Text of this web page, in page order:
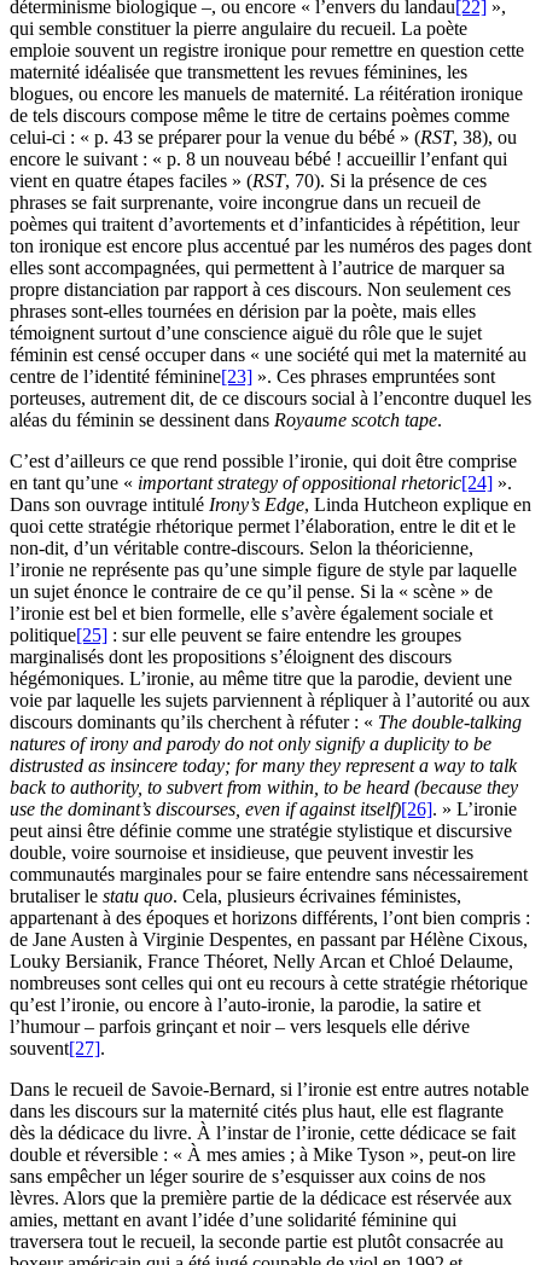
déterminisme biologique –, ou encore « l’envers du landau[22] »,
qui semble constituer la pierre angulaire du recueil. La poète
emploie souvent un registre ironique pour remettre en question cette
maternité idéalisée que transmettent les revues féminines, les
blogues, ou encore les manuels de maternité. La réitération ironique
de tels discours compose même le titre de certains poèmes comme
celui-ci : « p. 43 se préparer pour la venue du bébé » (RST, 38), ou
encore le suivant : « p. 8 un nouveau bébé ! accueillir l’enfant qui
vient en quatre étapes faciles » (RST, 70). Si la présence de ces
phrases se fait surprenante, voire incongrue dans un recueil de
poèmes qui traitent d’avortements et d’infanticides à répétition, leur
ton ironique est encore plus accentué par les numéros des pages dont
elles sont accompagnées, qui permettent à l’autrice de marquer sa
propre distanciation par rapport à ces discours. Non seulement ces
phrases sont-elles tournées en dérision par la poète, mais elles
témoignent surtout d’une conscience aiguë du rôle que le sujet
féminin est censé occuper dans « une société qui met la maternité au
centre de l’identité féminine[23] ». Ces phrases empruntées sont
porteuses, autrement dit, de ce discours social à l’encontre duquel les
aléas du féminin se dessinent dans Royaume scotch tape.
C’est d’ailleurs ce que rend possible l’ironie, qui doit être comprise
en tant qu’une « important strategy of oppositional rhetoric[24] ».
Dans son ouvrage intitulé Irony’s Edge, Linda Hutcheon explique en
quoi cette stratégie rhétorique permet l’élaboration, entre le dit et le
non-dit, d’un véritable contre-discours. Selon la théoricienne,
l’ironie ne représente pas qu’une simple figure de style par laquelle
un sujet énonce le contraire de ce qu’il pense. Si la « scène » de
l’ironie est bel et bien formelle, elle s’avère également sociale et
politique[25] : sur elle peuvent se faire entendre les groupes
marginalisés dont les propositions s’éloignent des discours
hégémoniques. L’ironie, au même titre que la parodie, devient une
voie par laquelle les sujets parviennent à répliquer à l’autorité ou aux
discours dominants qu’ils cherchent à réfuter : « The double-talking
natures of irony and parody do not only signify a duplicity to be
distrusted as insincere today; for many they represent a way to talk
back to authority, to subvert from within, to be heard (because they
use the dominant’s discourses, even if against itself)[26]. » L’ironie
peut ainsi être définie comme une stratégie stylistique et discursive
double, voire sournoise et insidieuse, que peuvent investir les
communautés marginales pour se faire entendre sans nécessairement
brutaliser le statu quo. Cela, plusieurs écrivaines féministes,
appartenant à des époques et horizons différents, l’ont bien compris :
de Jane Austen à Virginie Despentes, en passant par Hélène Cixous,
Louky Bersianik, France Théoret, Nelly Arcan et Chloé Delaume,
nombreuses sont celles qui ont eu recours à cette stratégie rhétorique
qu’est l’ironie, ou encore à l’auto-ironie, la parodie, la satire et
l’humour – parfois grinçant et noir – vers lesquels elle dérive
souvent[27].
Dans le recueil de Savoie-Bernard, si l’ironie est entre autres notable
dans les discours sur la maternité cités plus haut, elle est flagrante
dès la dédicace du livre. À l’instar de l’ironie, cette dédicace se fait
double et réversible : « À mes amies ; à Mike Tyson », peut-on lire
sans empêcher un léger sourire de s’esquisser aux coins de nos
lèvres. Alors que la première partie de la dédicace est réservée aux
amies, mettant en avant l’idée d’une solidarité féminine qui
traversera tout le recueil, la seconde partie est plutôt consacrée au